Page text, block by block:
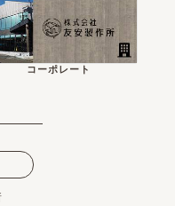
コーポレート